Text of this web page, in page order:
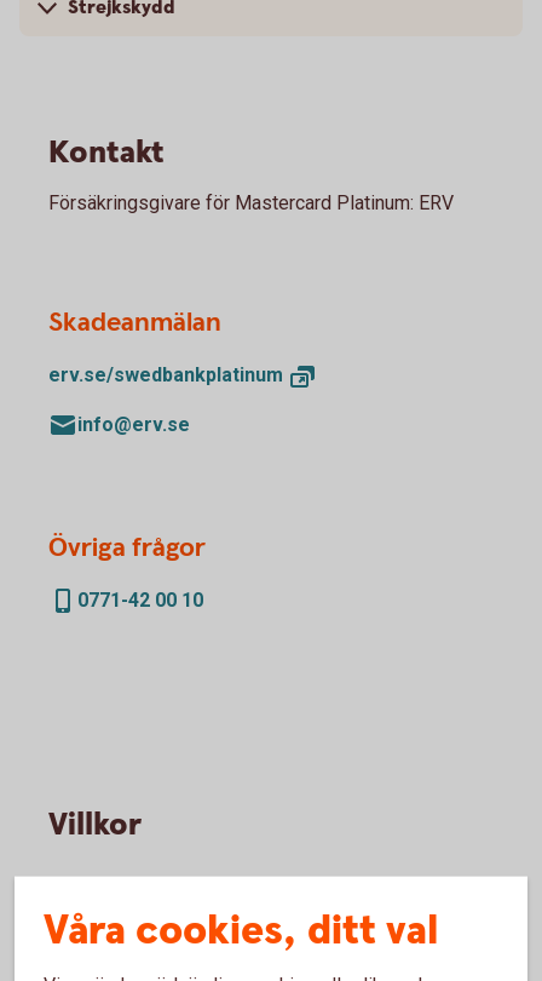
Strejkskydd
Kontakt
Försäkringsgivare för Mastercard Platinum: ERV
Skadeanmälan
erv.se/swedbankplatinum
info@erv.se
Övriga frågor
0771-42 00 10
Villkor
Våra cookies, ditt val